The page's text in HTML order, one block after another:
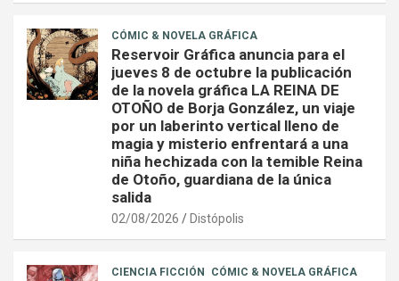
CÓMIC & NOVELA GRÁFICA
Reservoir Gráfica anuncia para el
jueves 8 de octubre la publicación
de la novela gráfica LA REINA DE
OTOÑO de Borja González, un viaje
por un laberinto vertical lleno de
magia y misterio enfrentará a una
niña hechizada con la temible Reina
de Otoño, guardiana de la única
salida
02/08/2026 Distópolis
CIENCIA FICCIÓN CÓMIC & NOVELA GRÁFICA